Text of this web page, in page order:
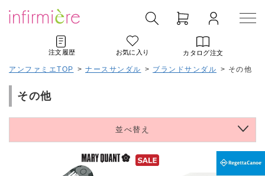
注文履歴 お気に入り カタログ注文
アンファミエTOP > ナースサンダル > ブランドサンダル > その他
その他
並べ替え